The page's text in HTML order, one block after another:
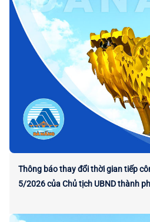
Thông báo thay đổi thời gian tiếp
5/2026 của Chủ tịch UBND thành